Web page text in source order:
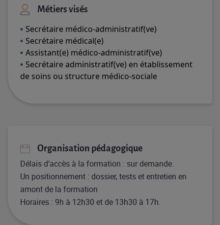
Métiers visés
Secrétaire médico-administratif(ve)
Secrétaire médical(e)
Assistant(e) médico-administratif(ve)
Secrétaire administratif(ve) en établissement
de soins ou structure médico-sociale
Organisation pédagogique
Délais d’accès à la formation : sur demande.​​
​Un positionnement : dossier, tests et entretien en
amont de la formation​
Horaires : 9h à 12h30 et de 13h30 à 17h.​